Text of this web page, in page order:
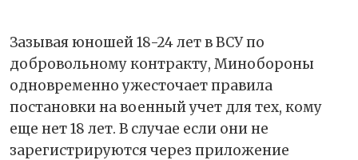
Зазывая юношей 18-24 лет в ВСУ по
добровольному контракту, Минобороны
одновременно ужесточает правила
постановки на военный учет для тех, кому
еще нет 18 лет. В случае если они не
зарегистрируются через приложение